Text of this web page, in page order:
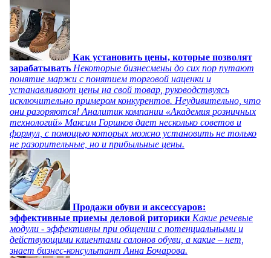
Как установить цены, которые позволят
зарабатывать Некоторые бизнесмены до сих пор путают
понятие маржи с понятием торговой наценки и
устанавливают цены на свой товар, руководствуясь
исключительно примером конкурентов. Неудивительно, что
они разоряются! Аналитик компании «Академия розничных
технологий» Максим Горшков дает несколько советов и
формул, с помощью которых можно установить не только
не разорительные, но и прибыльные цены.
Продажи обуви и аксессуаров:
эффективные приемы деловой риторики Какие речевые
модули - эффективны при общении с потенциальными и
действующими клиентами салонов обуви, а какие – нет,
знает бизнес-консультант Анна Бочарова.